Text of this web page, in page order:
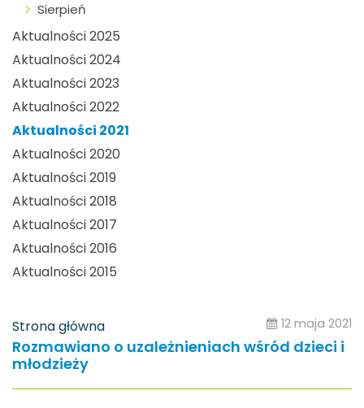
Sierpień
Aktualności 2025
Aktualności 2024
Aktualności 2023
Aktualności 2022
Aktualności 2021
Aktualności 2020
Aktualności 2019
Aktualności 2018
Aktualności 2017
Aktualności 2016
Aktualności 2015
Strona główna 12 maja 2021
Rozmawiano o uzależnieniach wśród dzieci i
młodzieży